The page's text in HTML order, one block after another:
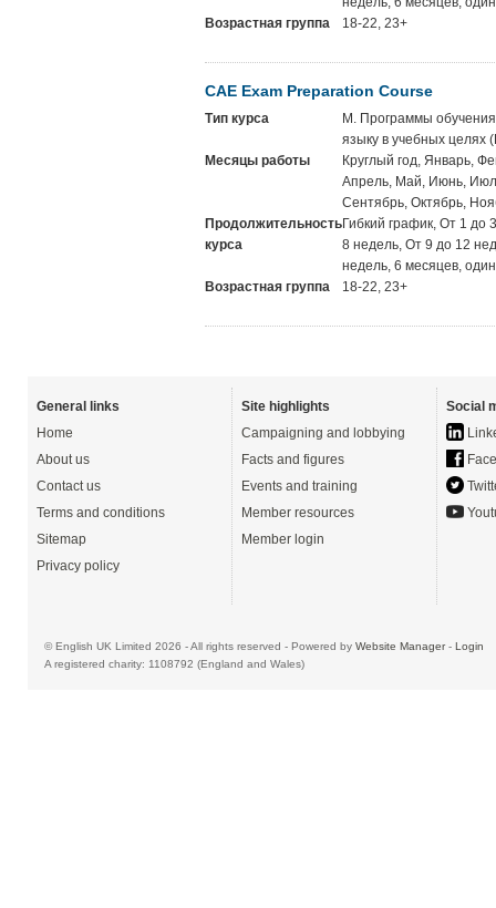
Возрастная группа
18-22, 23+
CAE Exam Preparation Course
Тип курса
M. Программы
языку в учебных целях
Месяцы работы
Круглый год, Январь,
Апрель, Май, Июнь,
Сентябрь, Октябрь,
Продолжительность
курса
Гибкий график, От 1 до
8 недель, От 9 до 12
недель, 6 месяцев,
Возрастная группа
18-22, 23+
General links
Home
About us
Contact us
Terms and conditions
Sitemap
Privacy policy
Site highlights
Campaigning and lobbying
Facts and figures
Events and training
Member resources
Member login
Social
© English UK Limited 2026 - All rights reserved - Powered by Website Manager- Login
A registered charity: 1108792 (England and Wales)